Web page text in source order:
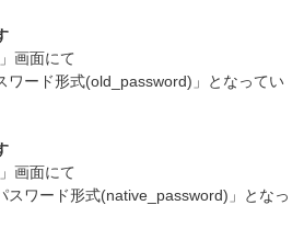
画面にて
ワード形式(old_password)」となってい
画面にて
スワード形式(native_password)」となっ